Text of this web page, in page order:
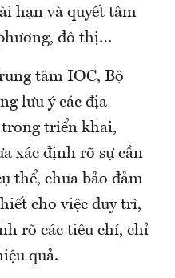
hạn và quyết tâm
đô thị…
tâm IOC, Bộ
lưu ý các địa
triển khai,
xác định rõ sự cần
thể, chưa bảo đảm
cho việc duy trì,
rõ các tiêu chí, chỉ
quả.